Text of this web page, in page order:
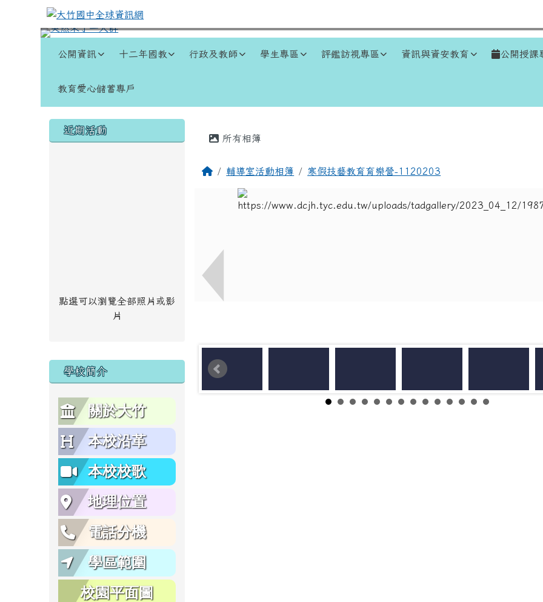
跳至主內容區
大竹國中全球資訊網
公開資訊 十二年國教 行政及教師 學生專區 評鑑訪視專區 資訊與資安教育 公開授課
教育愛心儲蓄專戶
左邊區域內容
近期活動
點選可以瀏覽全部照片或影
片
學校簡介
關於大竹
本校沿革
本校校歌
地理位置
電話分機
學區範圍
校園平面圖
主內容區域
所有相簿
回首頁輔導室活動相簿 寒假技藝教育育樂營-1120203
頁尾區域